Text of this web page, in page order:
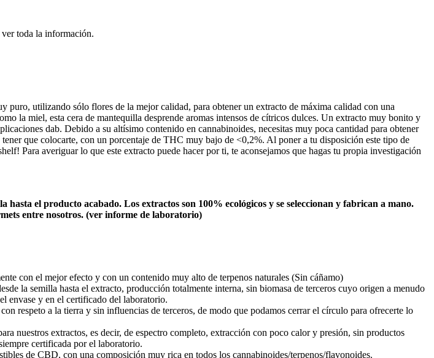
ver toda la información.
utilizando sólo flores de la mejor calidad, para obtener un extracto de máxima calidad con una
la miel, esta cera de mantequilla desprende aromas intensos de cítricos dulces. Un extracto muy bonito y
dab. Debido a su altísimo contenido en cannabinoides, necesitas muy poca cantidad para obtener
que colocarte, con un porcentaje de THC muy bajo de <0,2%. Al poner a tu disposición este tipo de
Para averiguar lo que este extracto puede hacer por ti, te aconsejamos que hagas tu propia investigación
el producto acabado. Los extractos son 100% ecológicos y se seleccionan y fabrican a mano.
entre nosotros. (ver informe de laboratorio)
con el mejor efecto y con un contenido muy alto de terpenos naturales (Sin cáñamo)
la semilla hasta el extracto, producción totalmente interna, sin biomasa de terceros cuyo origen a menudo
envase y en el certificado del laboratorio.
respeto a la tierra y sin influencias de terceros, de modo que podamos cerrar el círculo para ofrecerte lo
nuestros extractos, es decir, de espectro completo, extracción con poco calor y presión, sin productos
certificada por el laboratorio.
de CBD, con una composición muy rica en todos los cannabinoides/terpenos/flavonoides.